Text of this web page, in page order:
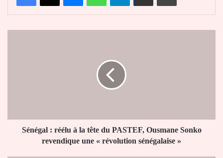
Ousmane
SonkoSénégal : réélu à la tête du PASTEF, Ousmane Sonko
revendique une « révolution sénégalaise »